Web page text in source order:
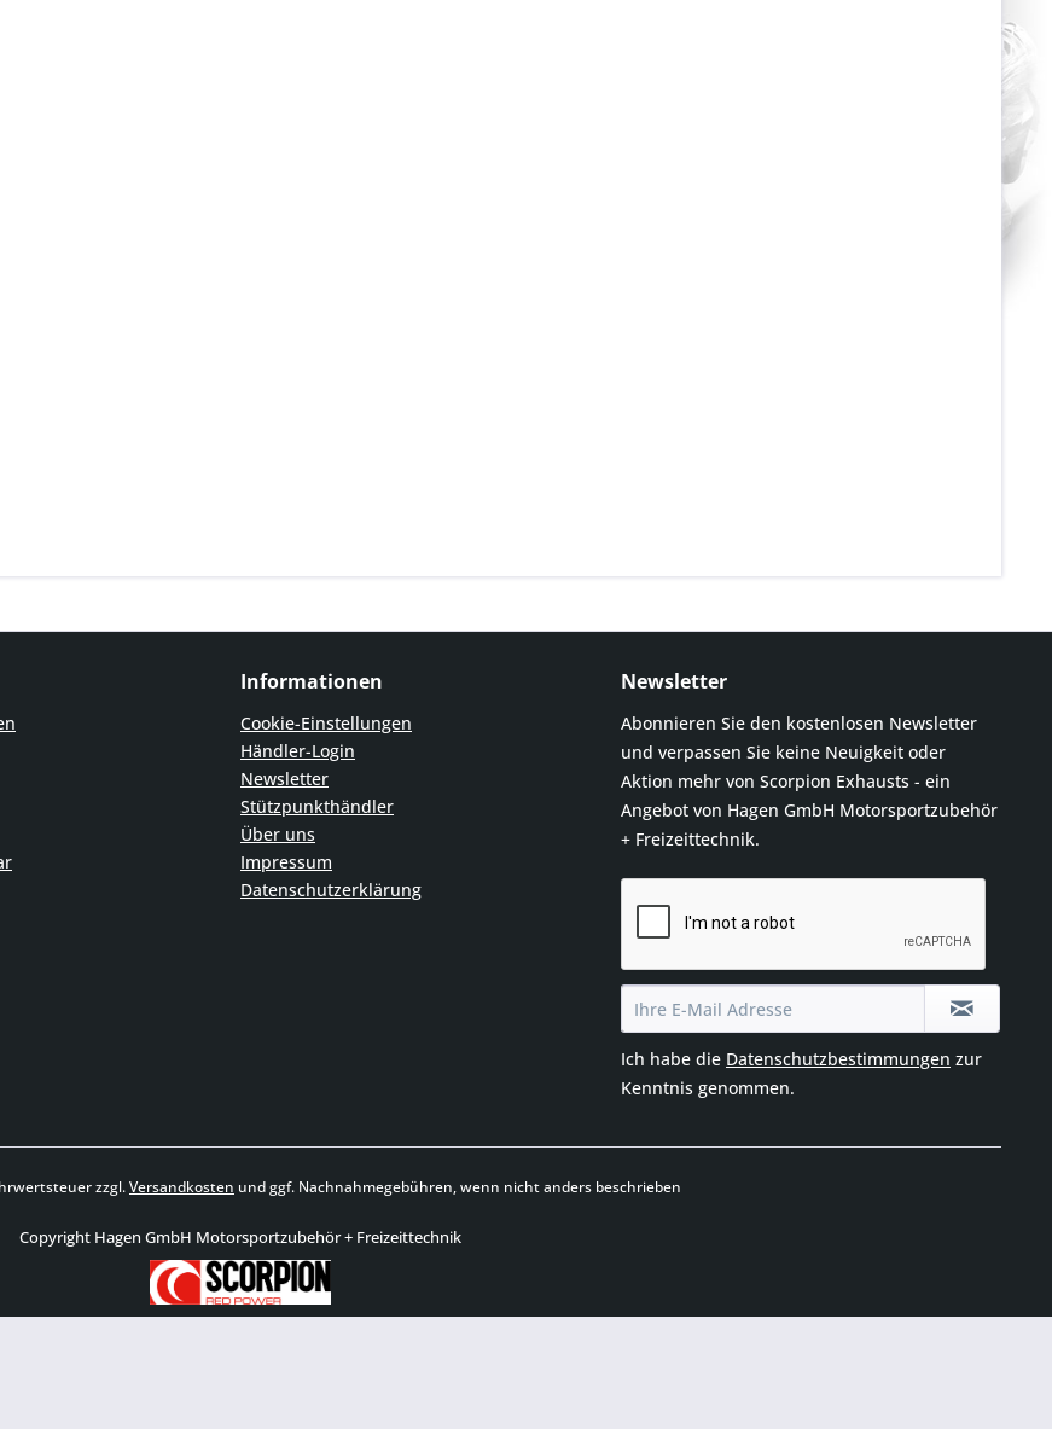
Informationen
Cookie-Einstellungen
Händler-Login
Newsletter
Stützpunkthändler
Über uns
Impressum
Datenschutzerklärung
Newsletter
Abonnieren Sie den kostenlosen Newsletter
und verpassen Sie keine Neuigkeit oder
Aktion mehr von Scorpion Exhausts - ein
Angebot von Hagen GmbH Motorsportzubehör
+ Freizeittechnik.
Ich habe die Datenschutzbestimmungen zur
Kenntnis genommen.
zzgl.Versandkosten und ggf. Nachnahmegebühren, wenn nicht anders beschrieben
Copyright Hagen GmbH Motorsportzubehör + Freizeittechnik